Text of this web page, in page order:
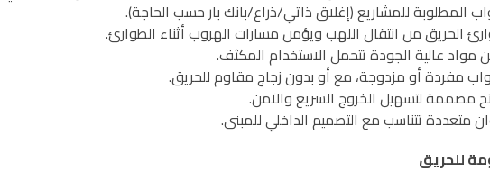
المطلوبة للمشاريع (إغلاق ذاتي/ذراع/بانك بار حسب الحاجة).
الحريق من انتقال اللهب ويؤمن مسارات الهروب أثناء الطوارئ.
عالية الجودة تتحمل الاستخدام المكثف.
مفردة أو مزدوجة، مع أو بدون زجاج مقاوم للحريق.
مصممة لتسهيل الخروج السريع والآمن.
متعددة تتناسب مع التصميم الداخلي للمبنى.
للحريق